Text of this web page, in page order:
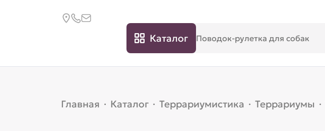
Каталог
Главная · Каталог · Террариумистика · Террариумы ·